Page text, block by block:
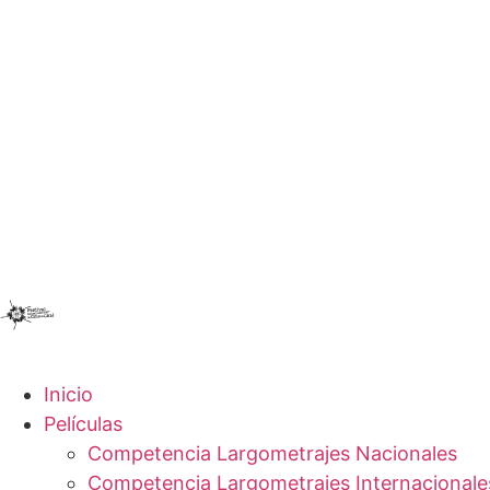
Inicio
Películas
Competencia Largometrajes Nacionales
Competencia Largometrajes